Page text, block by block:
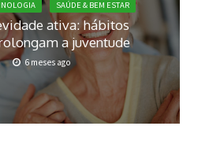
SAÚDE & BEM ESTAR
ativa: hábitos
a juventude
6 meses ago